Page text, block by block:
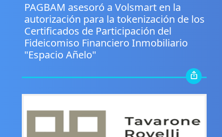
PAGBAM asesoró a Volsmart en la
autorización para la tokenización de los
Certificados de Participación del
Fideicomiso Financiero Inmobiliario
"Espacio Añelo"